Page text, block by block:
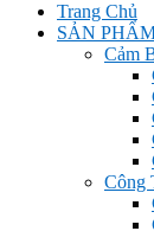
Trang Chủ
SẢN
Cảm
Công